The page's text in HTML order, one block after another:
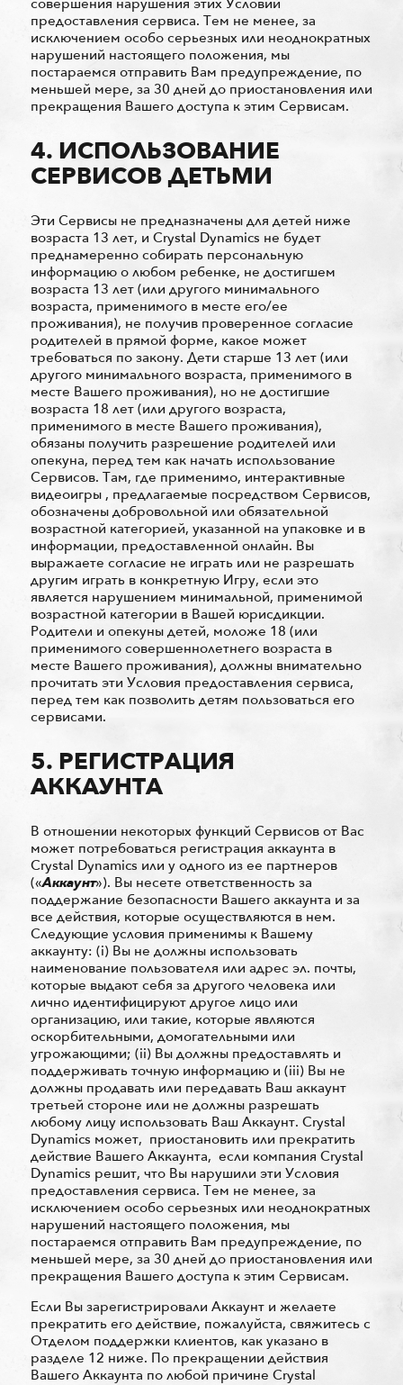
предоставления сервиса. Тем не менее, за
исключением особо серьезных или неоднократных
нарушений настоящего положения, мы
постараемся отправить Вам предупреждение, по
меньшей мере, за 30 дней до приостановления или
прекращения Вашего доступа к этим Сервисам.
4. ИСПОЛЬЗОВАНИЕ
СЕРВИСОВ ДЕТЬМИ
Эти Сервисы не предназначены для детей ниже
возраста 13 лет, и Crystal Dynamics не будет
преднамеренно собирать персональную
информацию о любом ребенке, не достигшем
возраста 13 лет (или другого минимального
возраста, применимого в месте его/ее
проживания), не получив проверенное согласие
родителей в прямой форме, какое может
требоваться по закону. Дети старше 13 лет (или
другого минимального возраста, применимого в
месте Вашего проживания), но не достигшие
возраста 18 лет (или другого возраста,
применимого в месте Вашего проживания),
обязаны получить разрешение родителей или
опекуна, перед тем как начать использование
Сервисов. Там, где применимо, интерактивные
видеоигры , предлагаемые посредством Сервисов,
обозначены добровольной или обязательной
возрастной категорией, указанной на упаковке и в
информации, предоставленной онлайн. Вы
выражаете согласие не играть или не разрешать
другим играть в конкретную Игру, если это
является нарушением минимальной, применимой
возрастной категории в Вашей юрисдикции.
Родители и опекуны детей, моложе 18 (или
применимого совершеннолетнего возраста в
месте Вашего проживания), должны внимательно
прочитать эти Условия предоставления сервиса,
перед тем как позволить детям пользоваться его
сервисами.
5. РЕГИСТРАЦИЯ
АККАУНТА
В отношении некоторых функций Сервисов от Вас
может потребоваться регистрация аккаунта в
Crystal Dynamics или у одного из ее партнеров
(«Aккаунт»). Вы несете ответственность за
поддержание безопасности Вашего аккаунта и за
все действия, которые осуществляются в нем.
Следующие условия применимы к Вашему
аккаунту: (i) Вы не должны использовать
наименование пользователя или адрес эл. почты,
которые выдают себя за другого человека или
лично идентифицируют другое лицо или
организацию, или такие, которые являются
оскорбительными, домогательными или
угрожающими; (ii) Вы должны предоставлять и
поддерживать точную информацию и (iii) Вы не
должны продавать или передавать Ваш аккаунт
третьей стороне или не должны разрешать
любому лицу использовать Ваш Аккаунт. Crystal
Dynamics может, приостановить или прекратить
действие Вашего Аккаунта, если компания Crystal
Dynamics решит, что Вы нарушили эти Условия
предоставления сервиса. Тем не менее, за
исключением особо серьезных или неоднократных
нарушений настоящего положения, мы
постараемся отправить Вам предупреждение, по
меньшей мере, за 30 дней до приостановления или
прекращения Вашего доступа к этим Сервисам.
Если Вы зарегистрировали Аккаунт и желаете
прекратить его действие, пожалуйста, свяжитесь с
Отделом поддержки клиентов, как указано в
разделе 12 ниже. По прекращении действия
Вашего Аккаунта по любой причине Crystal